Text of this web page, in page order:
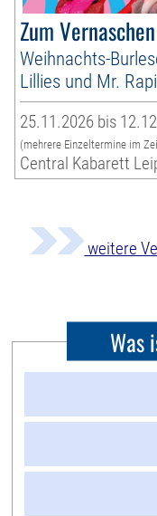
Zum
Weihnachts-
Lillies und Mr.
25.11.2026 bis
(mehrere Einzeltermine im
Central Kabarett
weitere
Was